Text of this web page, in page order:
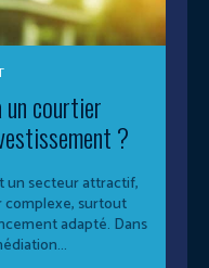
courtier
?
un secteur attractif,
complexe, surtout
adapté. Dans